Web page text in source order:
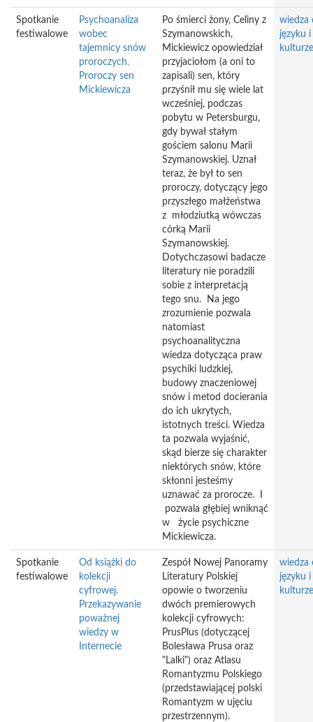
Spotkanie
festiwalowe
Psychoanaliza
wobec
tajemnicy snów
proroczych.
Proroczy sen
Mickiewicza
Po śmierci żony, Celiny z
Szymanowskich,
Mickiewicz opowiedział
przyjaciołom (a oni to
zapisali) sen, który
przyśnił mu się wiele lat
wcześniej, podczas
pobytu w Petersburgu,
gdy bywał stałym
gościem salonu Marii
Szymanowskiej. Uznał
teraz, że był to sen
proroczy, dotyczący jego
przyszłego małżeństwa
z młodziutką wówczas
córką Marii
Szymanowskiej.
Dotychczasowi badacze
literatury nie poradzili
sobie z interpretacją
tego snu. Na jego
zrozumienie pozwala
natomiast
psychoanalityczna
wiedza dotycząca praw
psychiki ludzkiej,
budowy znaczeniowej
snów i metod docierania
do ich ukrytych,
istotnych treści. Wiedza
ta pozwala wyjaśnić,
skąd bierze się charakter
niektórych snów, które
skłonni jesteśmy
uznawać za prorocze. I
pozwala głębiej wniknąć
w życie psychiczne
Mickiewicza.
wiedza
języku i
kulturze
Spotkanie
festiwalowe
Od książki do
kolekcji
cyfrowej.
Przekazywanie
poważnej
wiedzy w
Internecie
Zespół Nowej Panoramy
Literatury Polskiej
opowie o tworzeniu
dwóch premierowych
kolekcji cyfrowych:
PrusPlus (dotyczącej
Bolesława Prusa oraz
"Lalki") oraz Atlasu
Romantyzmu Polskiego
(przedstawiającej polski
Romantyzm w ujęciu
przestrzennym).
wiedza
języku i
kulturze